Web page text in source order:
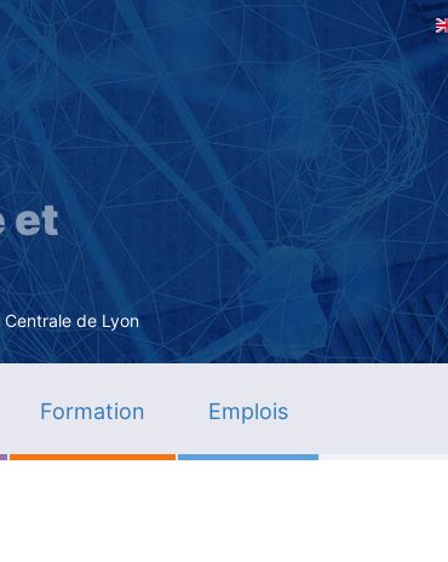
et
de Lyon
Formation Emplois